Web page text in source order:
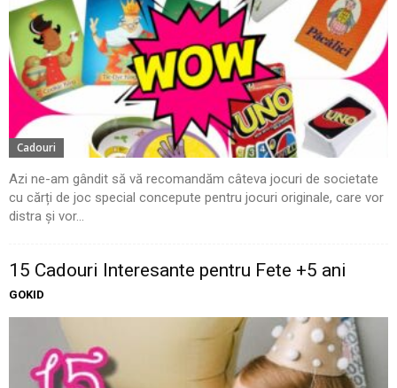
Cadouri
Azi ne-am gândit să vă recomandăm câteva jocuri de societate
cu cărți de joc special concepute pentru jocuri originale, care vor
distra și vor...
15 Cadouri Interesante pentru Fete +5 ani
GOKID